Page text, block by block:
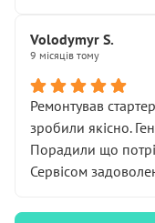
Volodymyr S.
9 місяців тому
Ремонтував
зробили якісно.
Порадили що
Сервісом